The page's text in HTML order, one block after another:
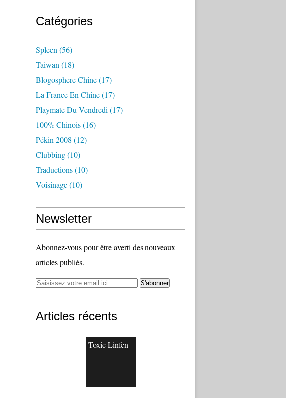
Catégories
Spleen (56)
Taiwan (18)
Blogosphere Chine(17)
La France En Chine(17)
Playmate Du Vendredi (17)
100% Chinois(16)
Pékin 2008 (12)
Clubbing(10)
Traductions(10)
Voisinage(10)
Newsletter
Abonnez-vous pour être averti des nouveaux
articles publiés.
Articles récents
Toxic Linfen